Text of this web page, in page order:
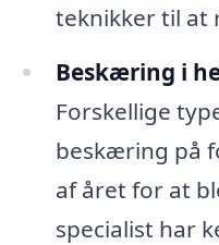
teknikker til at
Beskæring i
Forskellige
beskæring på
af året for at
specialist har